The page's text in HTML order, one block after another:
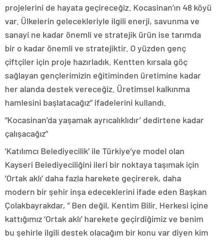
projelerini de hayata geçireceğiz. Kocasinan’ın 48 köyü
var. Ülkelerin gelecekleriyle ilgili enerji, savunma ve
sanayi ne kadar önemli ve stratejik ürün ise tarımda
bir o kadar önemli ve stratejiktir. O yüzden genç
çiftçiler için proje hazırladık. Kentten kırsala göç
sağlayan gençlerimizin eğitiminden üretimine kadar
her alanda destek vereceğiz. Üretimsel kalkınma
hamlesini başlatacağız” ifadelerini kullandı.
“Kocasinan’da yaşamak ayrıcalıklıdır’ dedirtene kadar
çalışacağız”
‘Katılımcı Belediyecilik’ ile Türkiye’ye model olan
Kayseri Belediyeciliğini ileri bir noktaya taşımak için
‘Ortak aklı’ daha fazla harekete geçirerek, daha
modern bir şehir inşa edeceklerini ifade eden Başkan
Çolakbayrakdar, ” Ben değil, Kentim Bilir. Herkesi içine
kattığımız ‘Ortak aklı’ harekete geçirdiğimiz ve benim
bu şehirle ilgili destek olacağım bir konu var diyen kim